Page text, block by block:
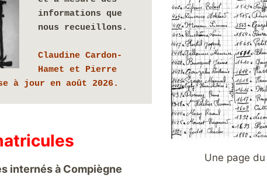
Une page
informations que
nous recueillons.
Claudine Cardon-
Hamet et Pierre
à jour en août 2026.
internés à Compiègne